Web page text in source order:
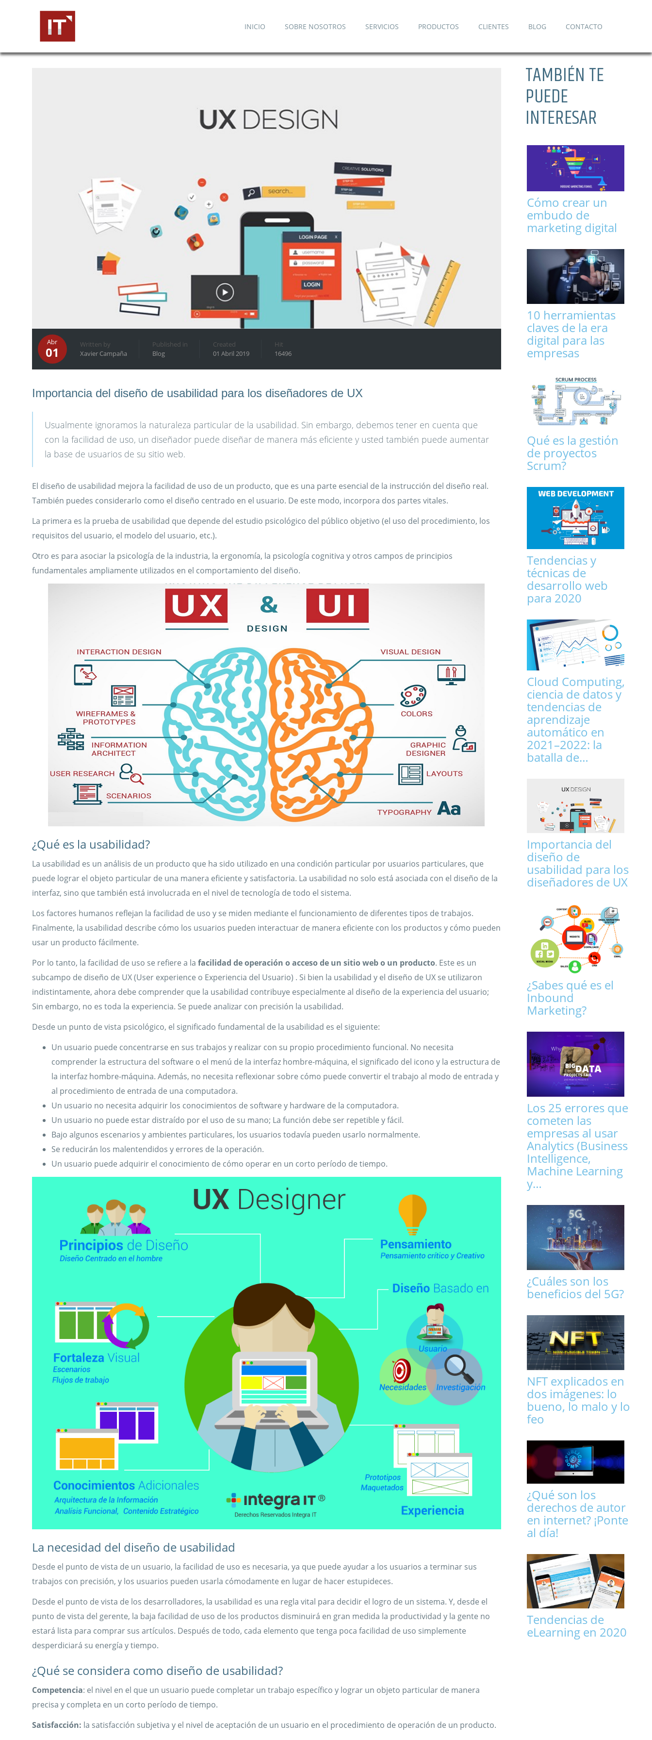
INICIO SOBRE NOSOTROS SERVICIOS PRODUCTOS CLIENTES BLOG CONTACTO
Abr
01
Written by
Xavier Campaña
Published in
Blog
Created
01 Abril 2019
Hit
16496
Importancia del diseño de usabilidad para los diseñadores de UX
Usualmente ignoramos la naturaleza particular de la usabilidad. Sin embargo, debemos tener en cuenta que
con la facilidad de uso, un diseñador puede diseñar de manera más eficiente y usted también puede aumentar
la base de usuarios de su sitio web.
El diseño de usabilidad mejora la facilidad de uso de un producto, que es una parte esencial de la instrucción del diseño real.
También puedes considerarlo como el diseño centrado en el usuario. De este modo, incorpora dos partes vitales.
La primera es la prueba de usabilidad que depende del estudio psicológico del público objetivo (el uso del procedimiento, los
requisitos del usuario, el modelo del usuario, etc.).
Otro es para asociar la psicología de la industria, la ergonomía, la psicología cognitiva y otros campos de principios
fundamentales ampliamente utilizados en el comportamiento del diseño.
¿Qué es la usabilidad?
La usabilidad es un análisis de un producto que ha sido utilizado en una condición particular por usuarios particulares, que
puede lograr el objeto particular de una manera eficiente y satisfactoria. La usabilidad no solo está asociada con el diseño de la
interfaz, sino que también está involucrada en el nivel de tecnología de todo el sistema.
Los factores humanos reflejan la facilidad de uso y se miden mediante el funcionamiento de diferentes tipos de trabajos.
Finalmente, la usabilidad describe cómo los usuarios pueden interactuar de manera eficiente con los productos y cómo pueden
usar un producto fácilmente.
Por lo tanto, la facilidad de uso se refiere a la facilidad de operación o acceso de un sitio web o un producto. Este es un
subcampo de diseño de UX (User experience o Experiencia del Usuario) . Si bien la usabilidad y el diseño de UX se utilizaron
indistintamente, ahora debe comprender que la usabilidad contribuye especialmente al diseño de la experiencia del usuario;
Sin embargo, no es toda la experiencia. Se puede analizar con precisión la usabilidad.
Desde un punto de vista psicológico, el significado fundamental de la usabilidad es el siguiente:
Un usuario puede concentrarse en sus trabajos y realizar con su propio procedimiento funcional. No necesita
comprender la estructura del software o el menú de la interfaz hombre-máquina, el significado del icono y la estructura de
la interfaz hombre-máquina. Además, no necesita reflexionar sobre cómo puede convertir el trabajo al modo de entrada y
al procedimiento de entrada de una computadora.
Un usuario no necesita adquirir los conocimientos de software y hardware de la computadora.
Un usuario no puede estar distraído por el uso de su mano; La función debe ser repetible y fácil.
Bajo algunos escenarios y ambientes particulares, los usuarios todavía pueden usarlo normalmente.
Se reducirán los malentendidos y errores de la operación.
Un usuario puede adquirir el conocimiento de cómo operar en un corto período de tiempo.
La necesidad del diseño de usabilidad
Desde el punto de vista de un usuario, la facilidad de uso es necesaria, ya que puede ayudar a los usuarios a terminar sus
trabajos con precisión, y los usuarios pueden usarla cómodamente en lugar de hacer estupideces.
Desde el punto de vista de los desarrolladores, la usabilidad es una regla vital para decidir el logro de un sistema. Y, desde el
punto de vista del gerente, la baja facilidad de uso de los productos disminuirá en gran medida la productividad y la gente no
estará lista para comprar sus artículos. Después de todo, cada elemento que tenga poca facilidad de uso simplemente
desperdiciará su energía y tiempo.
¿Qué se considera como diseño de usabilidad?
Competencia: el nivel en el que un usuario puede completar un trabajo específico y lograr un objeto particular de manera
precisa y completa en un corto período de tiempo.
Satisfacción: la satisfacción subjetiva y el nivel de aceptación de un usuario en el procedimiento de operación de un producto.
TAMBIÉN TE
PUEDE
INTERESAR
Cómo crear un
embudo de
marketing digital
10 herramientas
claves de la era
digital para las
empresas
Qué es la gestión
de proyectos
Scrum?
Tendencias y
técnicas de
desarrollo web
para 2020
Cloud Computing,
ciencia de datos y
tendencias de
aprendizaje
automático en
2021–2022: la
batalla de…
Importancia del
diseño de
usabilidad para los
diseñadores de UX
¿Sabes qué es el
Inbound
Marketing?
Los 25 errores que
cometen las
empresas al usar
Analytics (Business
Intelligence,
Machine Learning
y…
¿Cuáles son los
beneficios del 5G?
NFT explicados en
dos imágenes: lo
bueno, lo malo y lo
feo
¿Qué son los
derechos de autor
en internet? ¡Ponte
al día!
Tendencias de
eLearning en 2020